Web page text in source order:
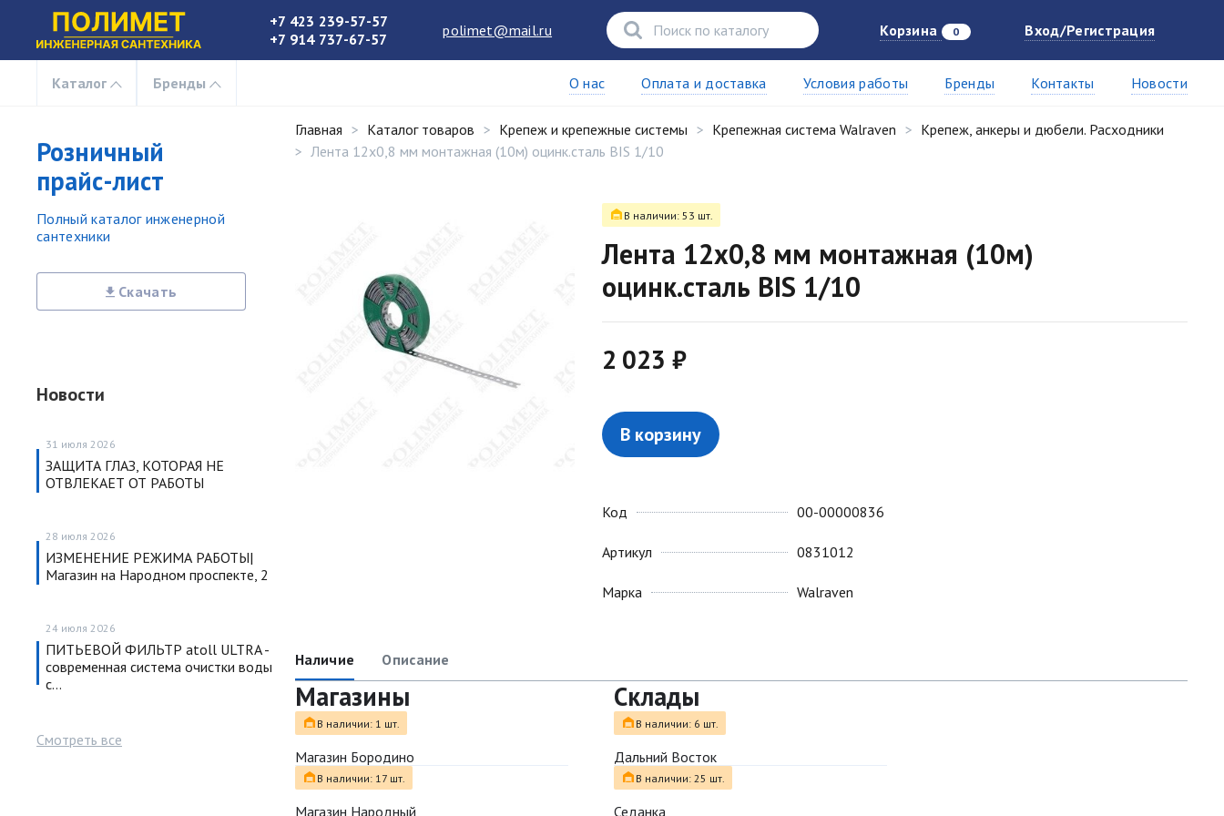
+7 423 239-57-57
+7 914 737-67-57
polimet@mail.ru Корзина 0 Вход/Регистрация
Каталог Бренды О нас Оплата и доставка Условия работы Бренды Контакты Новости
Розничный
прайс-лист
Полный каталог инженерной
сантехники
Скачать
Новости
31 июля 2026
ЗАЩИТА ГЛАЗ, КОТОРАЯ НЕ
ОТВЛЕКАЕТ ОТ РАБОТЫ
28 июля 2026
ИЗМЕНЕНИЕ РЕЖИМА РАБОТЫ|
Магазин на Народном проспекте, 2
24 июля 2026
ПИТЬЕВОЙ ФИЛЬТР atoll ULTRA -
современная система очистки воды
с…
Смотреть все
Главная Каталог товаров Крепеж и крепежные системы Крепежная система Walraven
Крепеж, анкеры и дюбели. Расходники
Лента 12x0,8 мм монтажная (10м) оцинк.сталь BIS 1/10
В наличии: 53 шт.
Лента 12x0,8 мм монтажная (10м)
оцинк.сталь BIS 1/10
2 023 ₽
В корзину
Код
Артикул
Марка
00-00000836
0831012
Walraven
Наличие Описание
Магазины
В наличии: 1 шт.
Магазин Бородино
В наличии: 17 шт.
Магазин Народный
Склады
В наличии: 6 шт.
Дальний Восток
В наличии: 25 шт.
Седанка